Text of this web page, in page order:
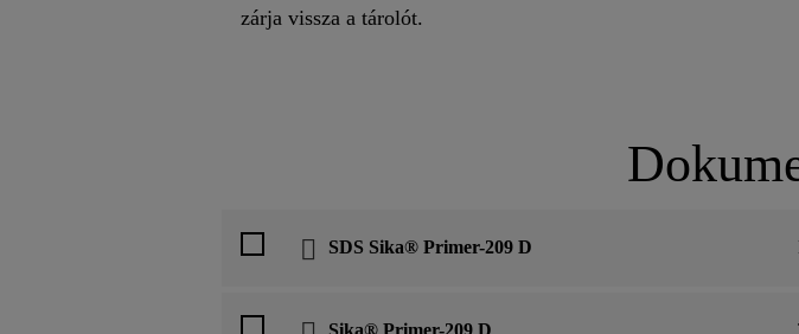
zárja vissza a tárolót.
SDS Sika® Primer-209 D